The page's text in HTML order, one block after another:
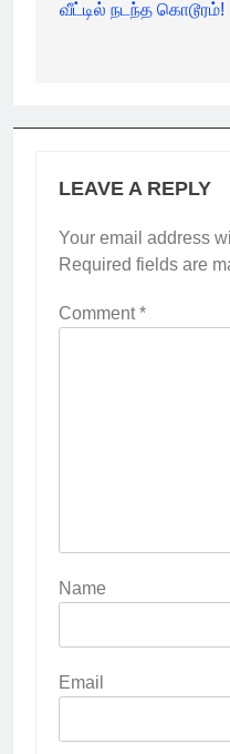
வீட்டில் நடந்த கொடூரம்!
LEAVE A REPLY
Your email address
Required fields are
Comment*
Name
Email